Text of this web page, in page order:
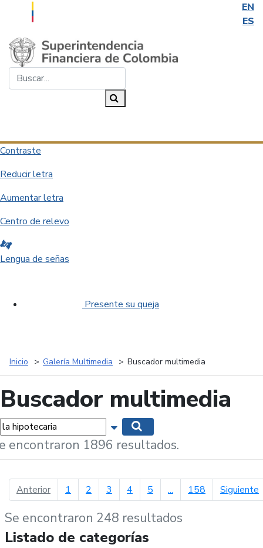
EN
ES
Saltar al contenido principal
Contraste
Reducir letra
Aumentar letra
Centro de relevo
Lengua de señas
Presente su queja
Inicio Galería Multimedia Buscador multimedia
Buscador multimedia
Mostrar opciones de búsqueda
encontraron 1896 resultados.
Anteriorpágina anterior
1 2 3 4 5 ... 158 Siguiente
Se encontraron 248 resultados
Listado de categorías